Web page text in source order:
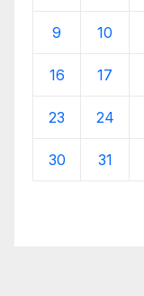
9 10
16 17
23 24
30 31